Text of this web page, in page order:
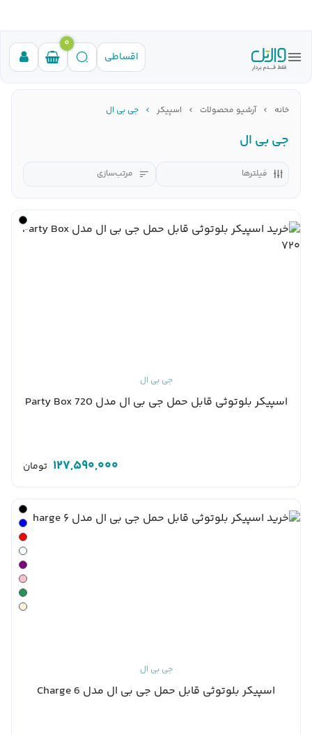
اقساطی
0
خانه آرشیو محصولات اسپیکر جی بی ال
جی بی ال
فیلترها مرتب‌سازی
جی بی ال
اسپیکر بلوتوثی قابل حمل جی بی ال مدل Party Box 720
127,590,000 تومان
جی بی ال
اسپیکر بلوتوثی قابل حمل جی بی ال مدل Charge 6